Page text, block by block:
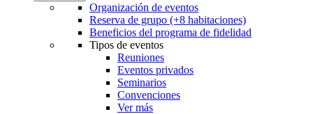
Organización de eventos
Reserva de grupo (+8 habitaciones)
Beneficios del programa de fidelidad
Tipos de eventos
Reuniones
Eventos privados
Seminarios
Convenciones
Ver más